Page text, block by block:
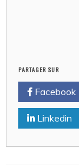
PARTAGER SUR
Facebook
Linkedin